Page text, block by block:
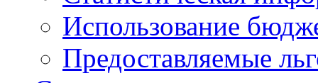
Использование
Предоставляемые